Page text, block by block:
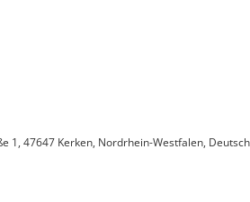
1, 47647 Kerken, Nordrhein-Westfalen,